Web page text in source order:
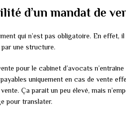
d’un mandat de
qui n’est pas obligatoire. En effet,
une structure.
pour le cabinet d’avocats
uniquement en cas de vente
Ça parait un peu élevé, mais
pour translater.